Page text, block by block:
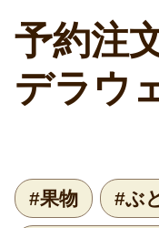
予約注
デラウ
#果物 #ぶ